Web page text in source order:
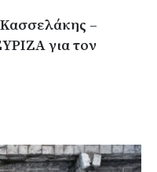
–
για τον